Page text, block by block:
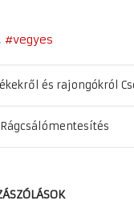
vegyes
és rajongókról
Rágcsálómentesítés